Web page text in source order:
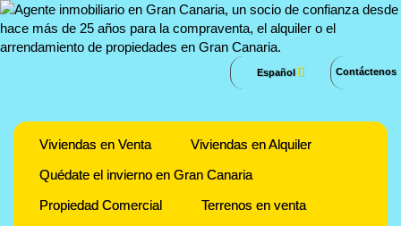
Contáctenos
Español
Viviendas en Venta
Viviendas en Alquiler
Quédate el invierno en Gran Canaria
Propiedad Comercial
Terrenos en venta